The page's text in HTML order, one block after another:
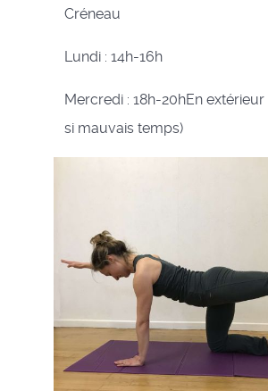
Créneau
Lundi : 14h-16h
Mercredi : 18h-20hEn
si mauvais temps)